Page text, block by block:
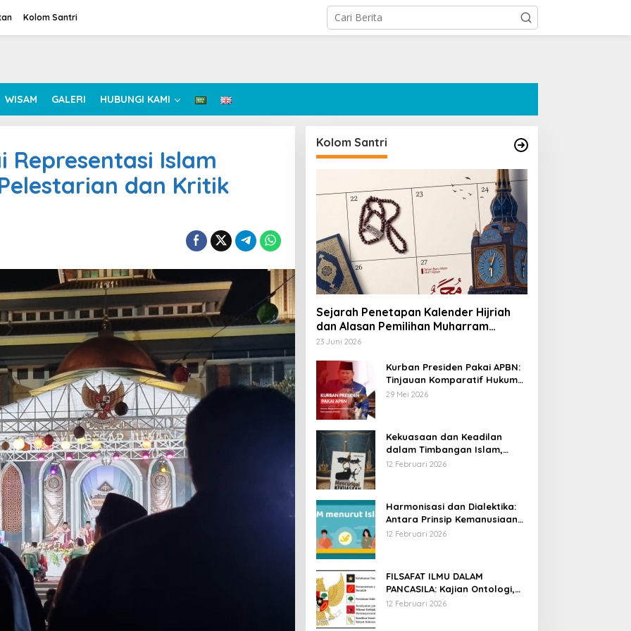
Kolom Santri
WISAM GALERI HUBUNGI KAMI
Representasi Islam
dan Kritik
Kolom Santri
Sejarah Penetapan Kalender Hijriah
dan Alasan Pemilihan Muharram
sebagai Awal Tahun
23 Juni 2026
Kurban Presiden Pakai APBN:
Tinjauan Komparatif Hukum
Islam dan Positif Negara
29 Mei 2026
Kekuasaan dan Keadilan
dalam Timbangan Islam,
Membaca Mencurigai
12 Februari 2026
Harmonisasi dan Dialektika:
Antara Prinsip Kemanusiaan
Islam dan Hak Asasi Manusia
12 Februari 2026
FILSAFAT ILMU DALAM
PANCASILA: Kajian Ontologi,
Epistemologi, dan Aksiologi
12 Februari 2026